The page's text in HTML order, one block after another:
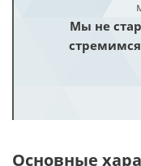
Мы не
Основные